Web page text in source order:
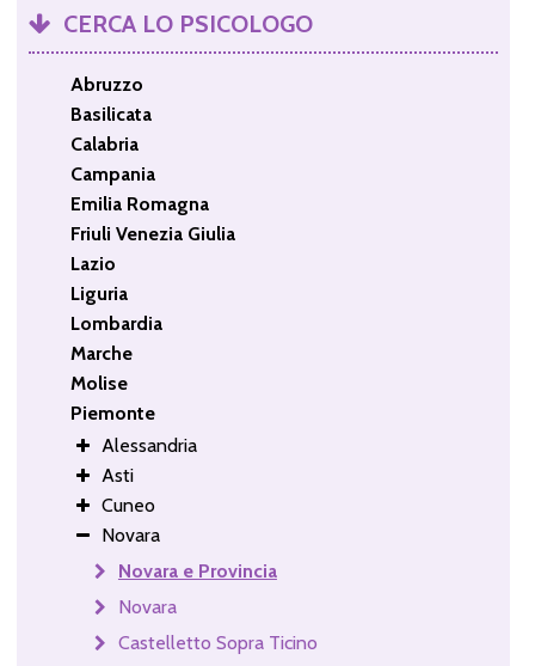
CERCA LO PSICOLOGO
Abruzzo
Basilicata
Calabria
Campania
Emilia Romagna
Friuli Venezia Giulia
Lazio
Liguria
Lombardia
Marche
Molise
Piemonte
Alessandria
Asti
Cuneo
Novara
Novara e Provincia
Novara
Castelletto Sopra Ticino